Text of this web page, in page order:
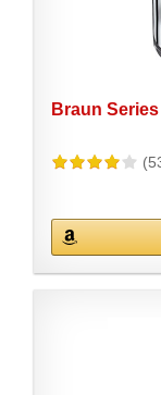
Braun